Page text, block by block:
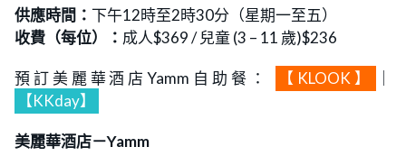
供應時間： 下午12時至2時30分（星期一至五）
收費（每位）： 成人$369 / 兒童 (3 – 11 歲)$236
預訂美麗華酒店Yamm自助餐： 【KLOOK】
【KKday】
美麗華酒店－Yamm